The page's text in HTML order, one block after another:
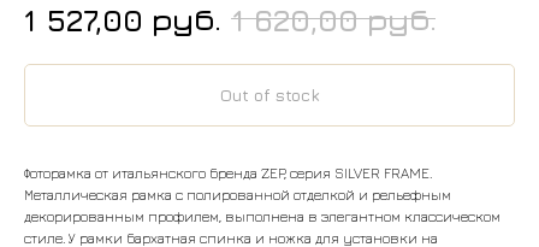
1 527,00 руб. 1 620,00 руб.
Out of stock
Фоторамка от итальянского бренда ZEP, серия SILVER FRAME.
Металлическая рамка с полированной отделкой и рельефным
декорированным профилем, выполнена в элегантном классическом
стиле. У рамки бархатная спинка и ножка для установки на